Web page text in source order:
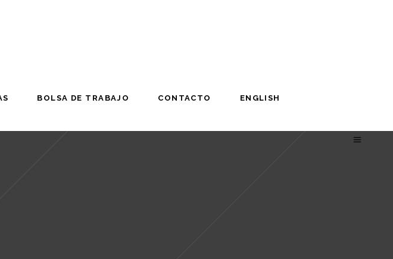
BOLSA DE TRABAJO CONTACTO ENGLISH